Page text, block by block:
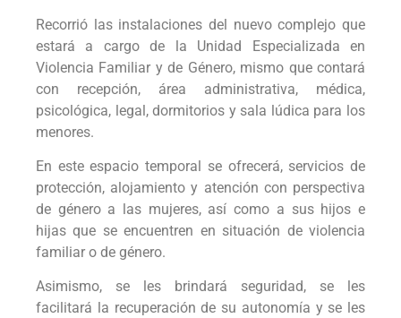
Recorrió las instalaciones del nuevo complejo que
estará a cargo de la Unidad Especializada en
Violencia Familiar y de Género, mismo que contará
con recepción, área administrativa, médica,
psicológica, legal, dormitorios y sala lúdica para los
menores.
En este espacio temporal se ofrecerá, servicios de
protección, alojamiento y atención con perspectiva
de género a las mujeres, así como a sus hijos e
hijas que se encuentren en situación de violencia
familiar o de género.
Asimismo, se les brindará seguridad, se les
facilitará la recuperación de su autonomía y se les